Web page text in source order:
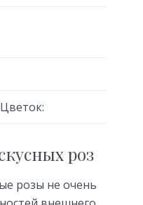
Цветок:
роз
розы не очень